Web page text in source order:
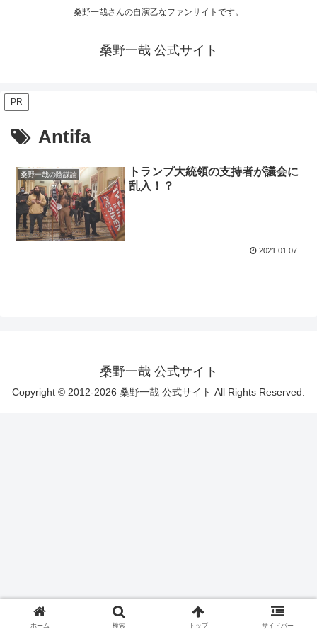
桑野一哉さんの自演乙なファンサイトです。
桑野一哉 公式サイト
PR
Antifa
桑野一哉の陰謀論
トランプ大統領の支持者が議会に
乱入！？
2021.01.07
桑野一哉 公式サイト
Copyright © 2012-2026 桑野一哉 公式サイト All Rights Reserved.
ホーム 検索 トップ サイドバー